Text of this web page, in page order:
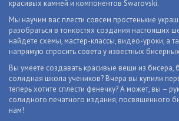
красивых камней и компонентов Swarovski.
Мы научим вас плести совсем простенькие
разобраться в тонкостях создания настоящих
найдете схемы, мастер-классы, видео-уроки, а
напрямую спросить совета у известных
Вы умеете создавать красивые вещи из бисера,
солидная школа учеников? Вчера вы купили
теперь хотите сплести фенечку? А может, вы –
солидного печатного издания, посвященного
нам!